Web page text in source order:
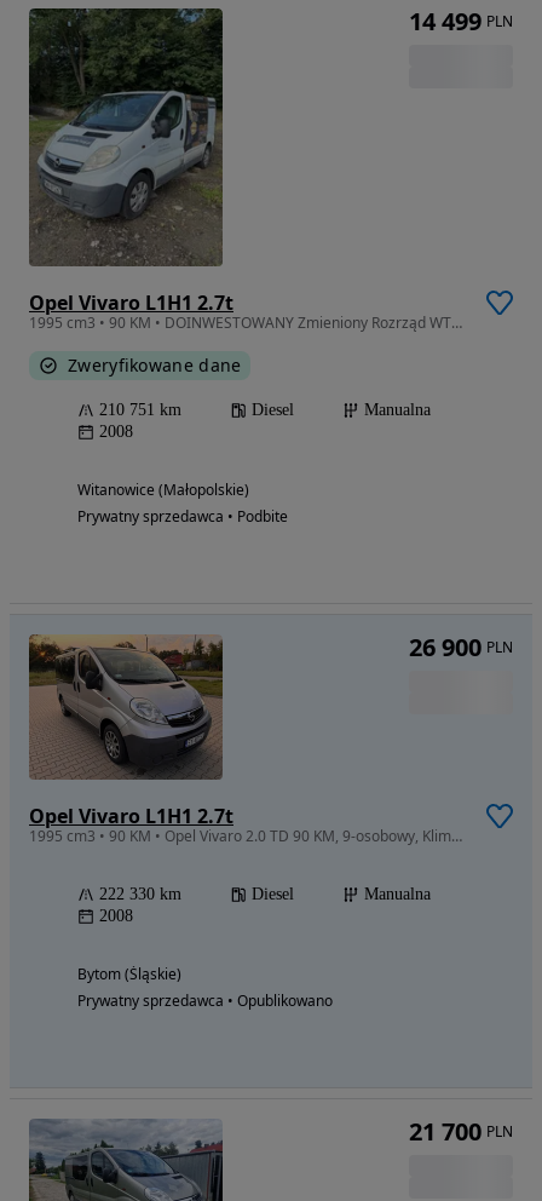
Opel Vivaro L1H1 2.7t
1995 cm3 • 90 KM • DOINWESTOWANY Zmieniony Rozrząd WTRYSKI Skrzynia Przekładnia Kierownic
Zweryfikowane dane
210 751 km Diesel
Manualna
2008
Witanowice (Małopolskie)
Prywatny sprzedawca • Podbite
14 499 PLN
Opel Vivaro L1H1 2.7t
1995 cm3 • 90 KM • Opel Vivaro 2.0 TD 90 KM, 9-osobowy, Klimatyzacja, Hak, Prywatnie.
222 330 km Diesel
Manualna
2008
Bytom (Śląskie)
Prywatny sprzedawca • Opublikowano
26 900 PLN
21 700 PLN